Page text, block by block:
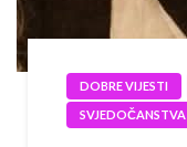
DOBRE VIJESTI
SVJEDOČANSTVA